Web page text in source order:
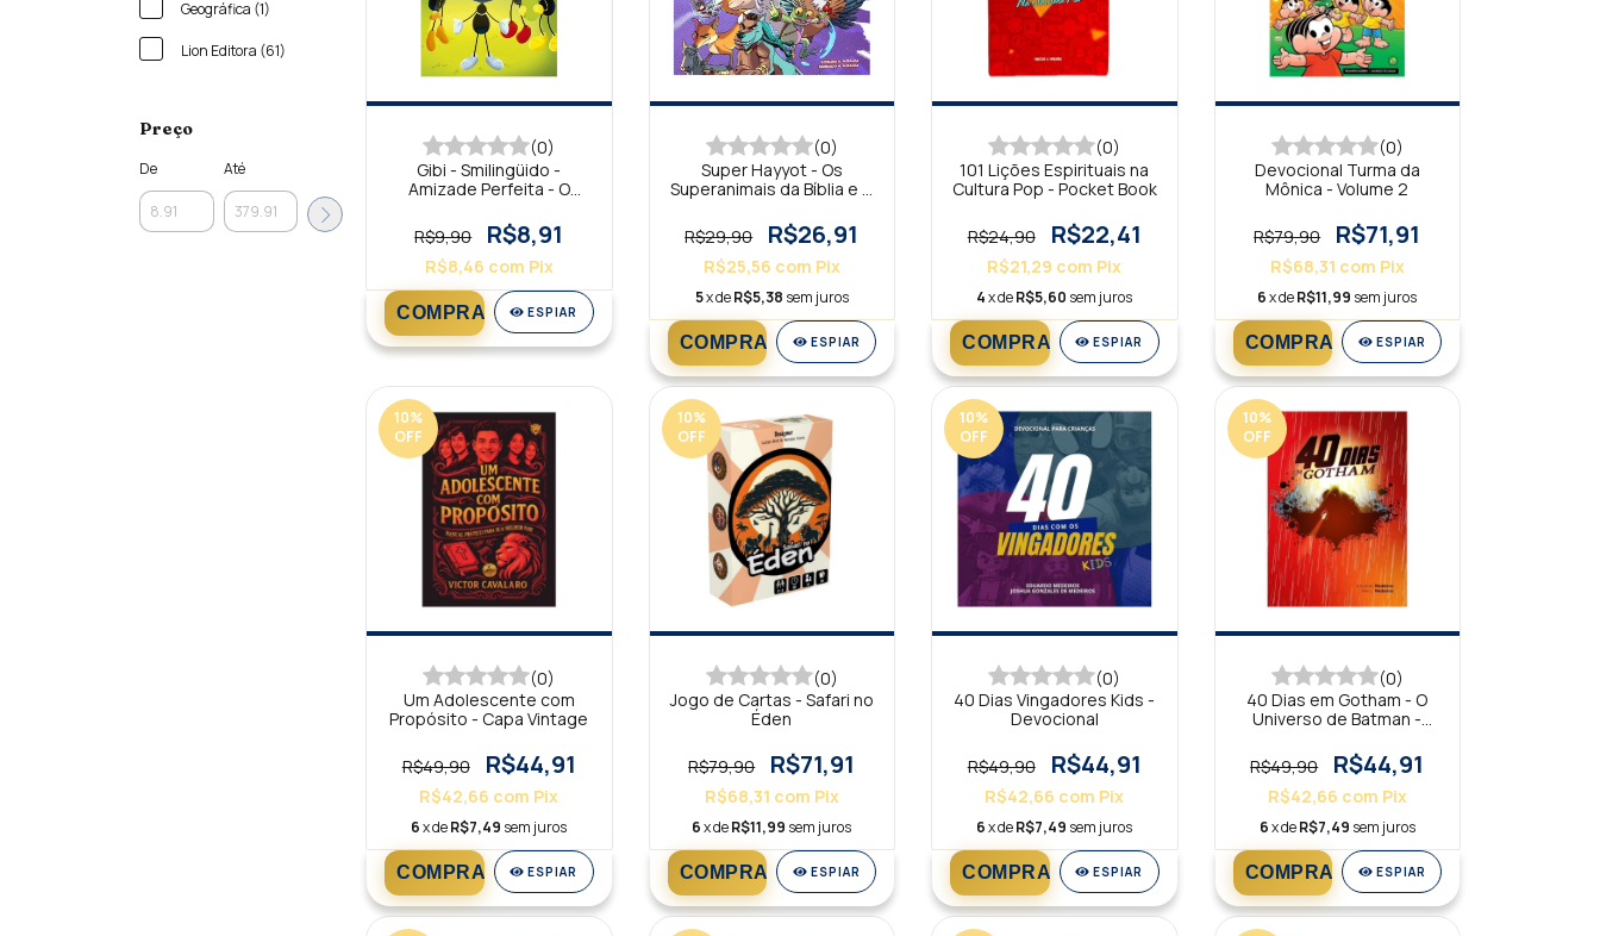
Geográfica (1)
Lion Editora (61)
Preço
De Até
(0)
Gibi - Smilingüido -
Amizade Perfeita - O
R$9,90
R$8,91
R$8,46 com Pix
ESPIAR
(0)
Super Hayyot - Os
Superanimais da Bíblia e o
Edição Bilíngue
R$29,90 R$26,91
R$25,56 com Pix
5x deR$5,38 sem juros
ESPIAR
(0)
101 Lições Espirituais na
Cultura Pop - Pocket Book
R$24,90 R$22,41
R$21,29 com Pix
4x deR$5,60 sem juros
ESPIAR
(0)
Devocional Turma da
Mônica - Volume 2
R$79,90 R$71,91
R$68,31 com Pix
6x deR$11,99 sem juros
ESPIAR
10%
OFF
(0)
Um Adolescente com
Propósito - Capa Vintage
R$49,90 R$44,91
R$42,66 com Pix
6x deR$7,49 sem juros
ESPIAR
10%
OFF
(0)
Jogo de Cartas - Safari no
Éden
R$79,90 R$71,91
R$68,31 com Pix
6x deR$11,99 sem juros
ESPIAR
10%
OFF
(0)
40 Dias Vingadores Kids -
Devocional
R$49,90 R$44,91
R$42,66 com Pix
6x deR$7,49 sem juros
ESPIAR
10%
OFF
(0)
40 Dias em Gotham - O
Universo de Batman -
R$49,90
R$44,91
R$42,66 com Pix
6x deR$7,49 sem juros
ESPIAR